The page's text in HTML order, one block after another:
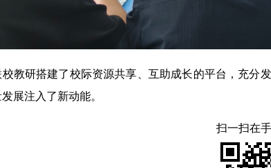
校教研搭建了校际资源共享、互助成长的平台，充分
展注入了新动能。
扫一扫在